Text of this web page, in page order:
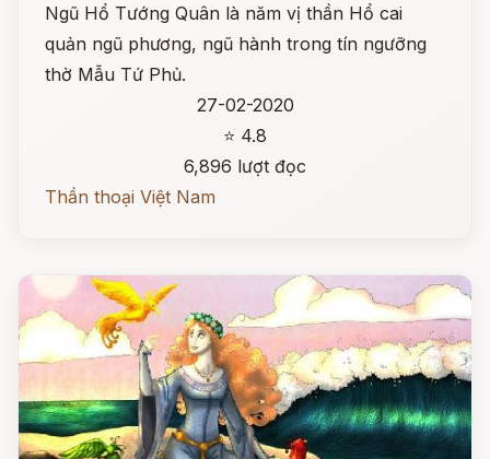
Ngũ Hổ Tướng Quân là năm vị thần Hổ cai
quản ngũ phương, ngũ hành trong tín ngưỡng
thờ Mẫu Tứ Phủ.
27-02-2020
⭐ 4.8
6,896 lượt đọc
Thần thoại Việt Nam